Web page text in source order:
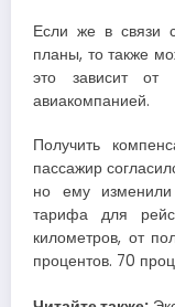
Если же в связи
планы, то также
это зависит от
авиакомпанией.
Получить
пассажир
но ему
тарифа для
километров, от
процентов. 70